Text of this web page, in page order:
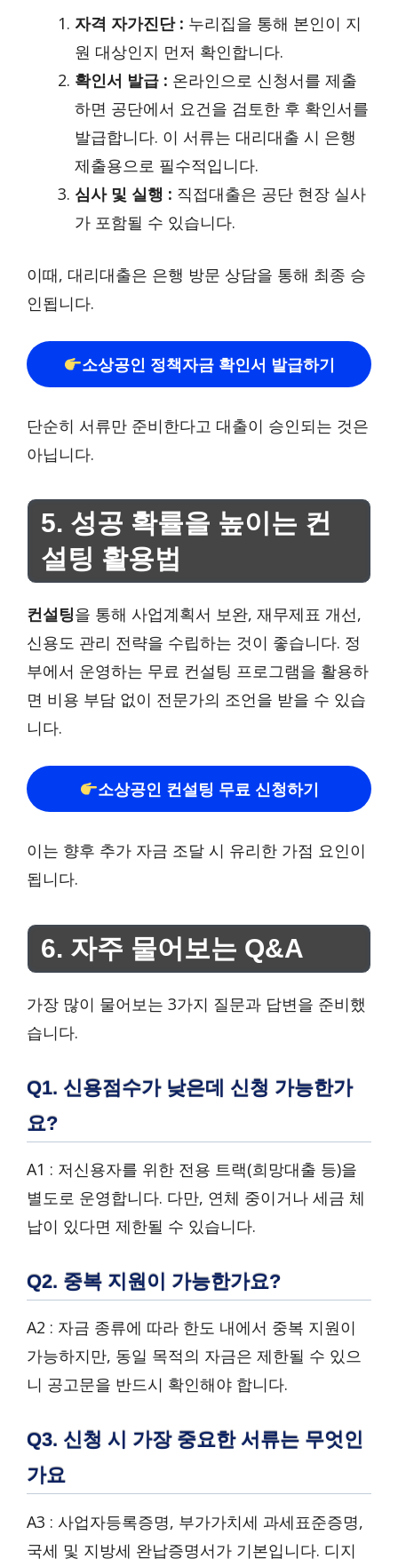
자격 자가진단 : 누리집을 통해 본인이 지
원 대상인지 먼저 확인합니다.
확인서 발급 : 온라인으로 신청서를 제출
하면 공단에서 요건을 검토한 후 확인서를
발급합니다. 이 서류는 대리대출 시 은행
제출용으로 필수적입니다.
심사 및 실행 : 직접대출은 공단 현장 실사
가 포함될 수 있습니다.
이때, 대리대출은 은행 방문 상담을 통해 최종 승
인됩니다.
소상공인 정책자금 확인서 발급하기
단순히 서류만 준비한다고 대출이 승인되는 것은
아닙니다.
5. 성공 확률을 높이는 컨
설팅 활용법
컨설팅을 통해 사업계획서 보완, 재무제표 개선,
신용도 관리 전략을 수립하는 것이 좋습니다. 정
부에서 운영하는 무료 컨설팅 프로그램을 활용하
면 비용 부담 없이 전문가의 조언을 받을 수 있습
니다.
소상공인 컨설팅 무료 신청하기
이는 향후 추가 자금 조달 시 유리한 가점 요인이
됩니다.
6. 자주 물어보는 Q&A
가장 많이 물어보는 3가지 질문과 답변을 준비했
습니다.
Q1. 신용점수가 낮은데 신청 가능한가
요?
A1 : 저신용자를 위한 전용 트랙(희망대출 등)을
별도로 운영합니다. 다만, 연체 중이거나 세금 체
납이 있다면 제한될 수 있습니다.
Q2. 중복 지원이 가능한가요?
A2 : 자금 종류에 따라 한도 내에서 중복 지원이
가능하지만, 동일 목적의 자금은 제한될 수 있으
니 공고문을 반드시 확인해야 합니다.
Q3. 신청 시 가장 중요한 서류는 무엇인
가요
A3 : 사업자등록증명, 부가가치세 과세표준증명,
국세 및 지방세 완납증명서가 기본입니다. 디지